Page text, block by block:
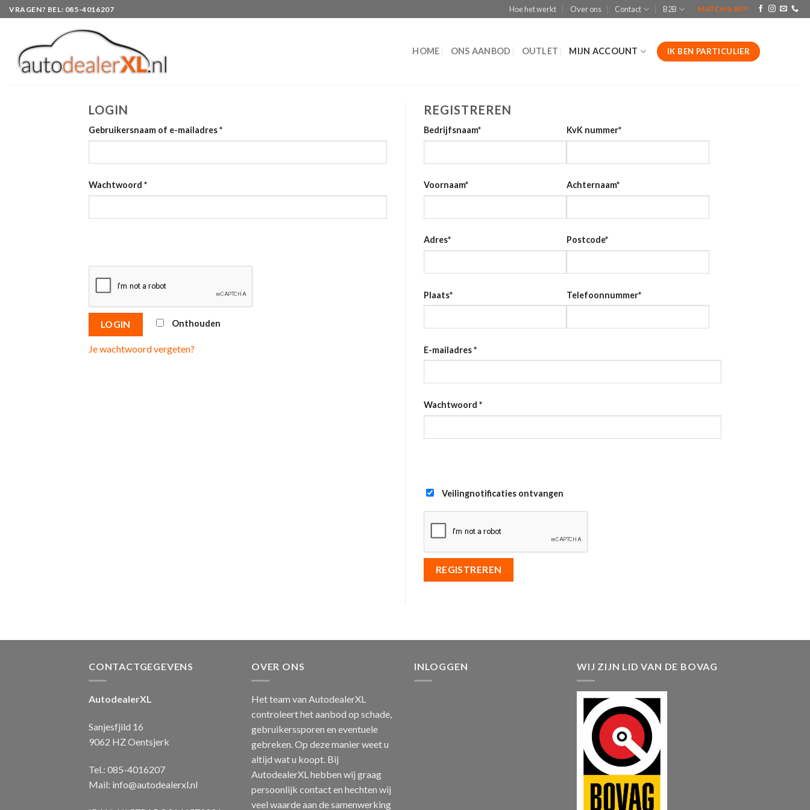
Skip
to
VRAGEN? BEL: 085-4016207 Hoe het werkt Over ons Contact B2B MATCH & BUY
HOME ONS AANBOD OUTLET MIJN ACCOUNT IK BEN PARTICULIER
LOGIN
Gebruikersnaam of e-mailadres*
Wachtwoord *
LOGIN Onthouden
Je wachtwoord vergeten?
REGISTREREN
Bedrijfsnaam* KvK nummer*
Voornaam* Achternaam*
Adres* Postcode*
Plaats* Telefoonnummer*
E-mailadres*
Wachtwoord *
Veilingnotificaties ontvangen
REGISTREREN
CONTACTGEGEVENS
AutodealerXL
Sanjesfjild 16
9062 HZ Oentsjerk
Tel.: 085-4016207
Mail: info@autodealerxl.nl
OVER ONS
Het team van AutodealerXL
controleert het aanbod op schade,
gebruikerssporen en eventuele
gebreken. Op deze manier weet u
altijd wat u koopt. Bij
AutodealerXL hebben wij graag
persoonlijk contact en hechten wij
veel waarde aan de samenwerking
INLOGGEN WIJ ZIJN LID VAN DE BOVAG